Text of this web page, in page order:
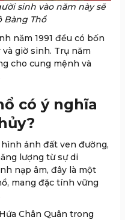
sinh vào năm này sẽ
Bàng Thổ
năm 1991 đều có bốn
giờ sinh. Trụ năm
cho cung mệnh và
có ý nghĩa
ảnh đất ven đường,
lượng từ sự di
nạp âm, đây là một
mang đặc tính vững
Chân Quân trong